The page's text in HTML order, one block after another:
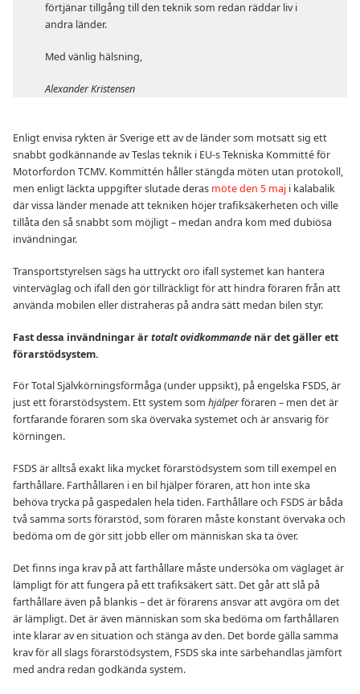
förtjänar tillgång till den teknik som redan räddar liv i
andra länder.
Med vänlig hälsning,
Alexander Kristensen
Enligt envisa rykten är Sverige ett av de länder som motsatt sig ett
snabbt godkännande av Teslas teknik i EU-s Tekniska Kommitté för
Motorfordon TCMV. Kommittén håller stängda möten utan protokoll,
men enligt läckta uppgifter slutade deras möte den 5 maj i kalabalik
där vissa länder menade att tekniken höjer trafiksäkerheten och ville
tillåta den så snabbt som möjligt – medan andra kom med dubiösa
invändningar.
Transportstyrelsen sägs ha uttryckt oro ifall systemet kan hantera
vinterväglag och ifall den gör tillräckligt för att hindra föraren från att
använda mobilen eller distraheras på andra sätt medan bilen styr.
Fast dessa invändningar ärtotalt ovidkommande när det gäller ett
förarstödsystem.
För Total Självkörningsförmåga (under uppsikt), på engelska FSDS, är
just ett förarstödsystem. Ett system som hjälperföraren – men det är
fortfarande föraren som ska övervaka systemet och är ansvarig för
körningen.
FSDS är alltså exakt lika mycket förarstödsystem som till exempel en
farthållare. Farthållaren i en bil hjälper föraren, att hon inte ska
behöva trycka på gaspedalen hela tiden. Farthållare och FSDS är båda
två samma sorts förarstöd, som föraren måste konstant övervaka och
bedöma om de gör sitt jobb eller om människan ska ta över.
Det finns inga krav på att farthållare måste undersöka om väglaget är
lämpligt för att fungera på ett trafiksäkert sätt. Det går att slå på
farthållare även på blankis – det är förarens ansvar att avgöra om det
är lämpligt. Det är även människan som ska bedöma om farthållaren
inte klarar av en situation och stänga av den. Det borde gälla samma
krav för all slags förarstödsystem, FSDS ska inte särbehandlas jämfört
med andra redan godkända system.